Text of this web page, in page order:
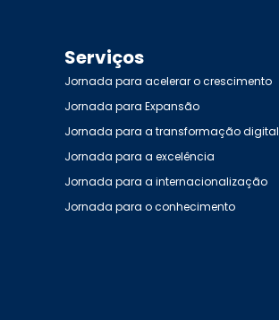
Serviços
Jornada para acelerar o crescimento
Jornada para Expansão
Jornada para a transformação digital
Jornada para a excelência
Jornada para a internacionalização
Jornada para o conhecimento